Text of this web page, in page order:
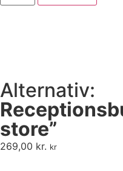
Alternativ:
store”
269,00 kr. kr